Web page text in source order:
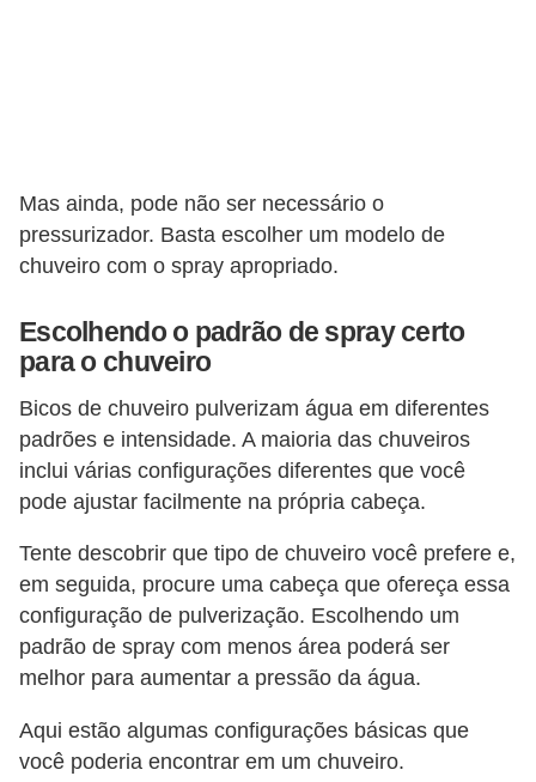
Mas ainda, pode não ser necessário o
pressurizador. Basta escolher um modelo de
chuveiro com o spray apropriado.
Escolhendo o padrão de spray certo
para o chuveiro
Bicos de chuveiro pulverizam água em diferentes
padrões e intensidade. A maioria das chuveiros
inclui várias configurações diferentes que você
pode ajustar facilmente na própria cabeça.
Tente descobrir que tipo de chuveiro você prefere e,
em seguida, procure uma cabeça que ofereça essa
configuração de pulverização. Escolhendo um
padrão de spray com menos área poderá ser
melhor para aumentar a pressão da água.
Aqui estão algumas configurações básicas que
você poderia encontrar em um chuveiro.